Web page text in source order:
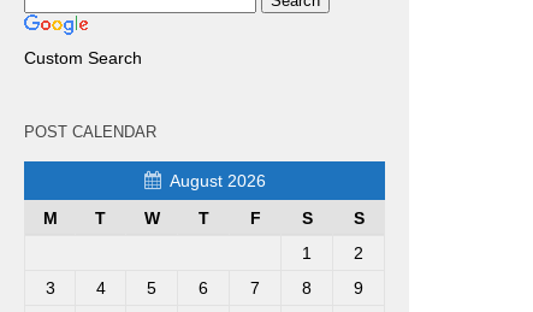
Custom Search
POST CALENDAR
August 2026
M
T W T F S
S
1
2
3
4 5 6 7 8
9